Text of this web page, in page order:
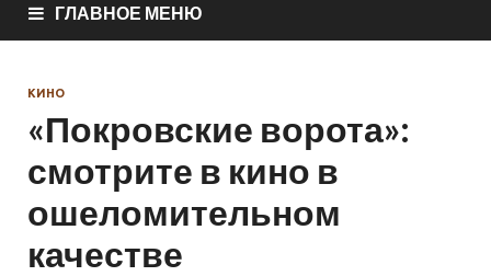
ГЛАВНОЕ МЕНЮ
КИНО
«Покровские ворота»:
смотрите в кино в
ошеломительном
качестве